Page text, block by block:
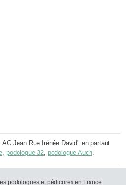
Jean Rue Irénée David" en partant
, podologue 32, podologue Auch.
podologues et pédicures en France